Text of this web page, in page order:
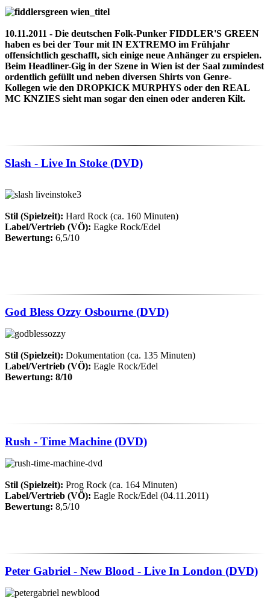
10.11.2011 - Die deutschen Folk-Punker FIDDLER'S GREEN
haben es bei der Tour mit IN EXTREMO im Frühjahr
offensichtlich geschafft, sich einige neue Anhänger zu erspielen.
Beim Headliner-Gig in der Szene in Wien ist der Saal zumindest
ordentlich gefüllt und neben diversen Shirts von Genre-
Kollegen wie den DROPKICK MURPHYS oder den REAL
MC KNZIES sieht man sogar den einen oder anderen Kilt.
Slash - Live In Stoke (DVD)
Stil (Spielzeit): Hard Rock (ca. 160 Minuten)
Label/Vertrieb (VÖ): Eagke Rock/Edel
Bewertung: 6,5/10
God Bless Ozzy Osbourne (DVD)
Stil (Spielzeit): Dokumentation (ca. 135 Minuten)
Label/Vertrieb (VÖ): Eagle Rock/Edel
Bewertung: 8/10
Rush - Time Machine (DVD)
Stil (Spielzeit): Prog Rock (ca. 164 Minuten)
Label/Vertrieb (VÖ): Eagle Rock/Edel (04.11.2011)
Bewertung: 8,5/10
Peter Gabriel - New Blood - Live In London (DVD)